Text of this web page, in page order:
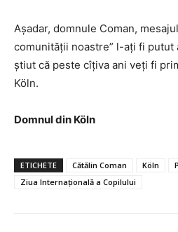
Așadar, domnule Coman,
comunității noastre” l-ați fi putut
știut că peste cîțiva ani veți fi
Köln.
Domnul din Köln
ETICHETE Cătălin Coman Köln
Ziua Internațională a Copilului